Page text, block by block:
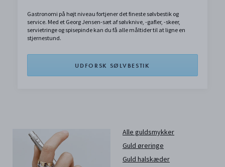
Gastronomi på højt niveau fortjener det fineste sølvbestik og
service. Med et Georg Jensen-sæt af sølvknive, -gafler, -skeer,
servietringe og spisepinde kan du få alle måltider til at ligne en
stjernestund.
UDFORSK SØLVBESTIK
Alle guldsmykker
Guld øreringe
Guld halskæder